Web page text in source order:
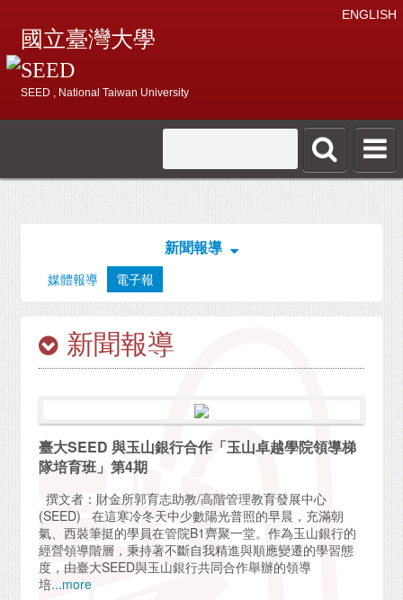
ENGLISH
國立臺灣大學
SEED
SEED , National Taiwan University
新聞報導
媒體報導 電子報
新聞報導
臺大SEED 與玉山銀行合作「玉山卓越學院領導梯
隊培育班」第4期
撰文者：財金所郭育志助教/高階管理教育發展中心
(SEED) 在這寒冷冬天中少數陽光普照的早晨，充滿朝
氣、西裝筆挺的學員在管院B1齊聚一堂。作為玉山銀行的
經營領導階層，秉持著不斷自我精進與順應變遷的學習態
度，由臺大SEED與玉山銀行共同合作舉辦的領導
培...more